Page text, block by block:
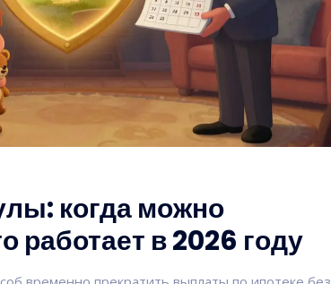
когда можно
работает в 2026 году